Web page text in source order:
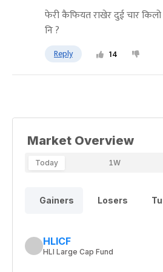
फेरी कैफियत राखेर दुई चार किलो
नि ?
Reply 14